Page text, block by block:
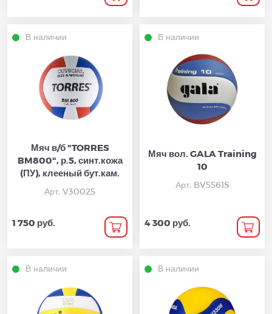
В наличии
Мяч в/б "TORRES
BM800", р.5, синт.кожа
(ПУ), клееный бут.кам.
Арт. V30025
1 750 руб.
В наличии
Мяч вол. GALA Training
10
Арт. BV5561S
4 300 руб.
В наличии В наличии